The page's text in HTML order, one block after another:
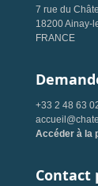
7 rue du
18200 Ainay-
FRANCE
+33 2 48 63
Accéder à la
Contact